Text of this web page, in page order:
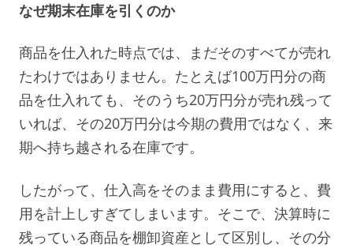
なぜ期末在庫を引くのか
商品を仕入れた時点では、まだそのすべてが売れ
たわけではありません。たとえば100万円分の商
品を仕入れても、そのうち20万円分が売れ残って
いれば、その20万円分は今期の費用ではなく、来
期へ持ち越される在庫です。
したがって、仕入高をそのまま費用にすると、費
用を計上しすぎてしまいます。そこで、決算時に
残っている商品を棚卸資産として区別し、その分